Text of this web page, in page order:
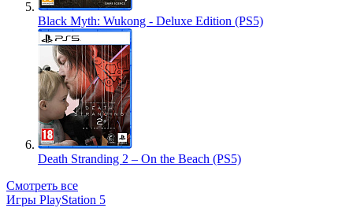
Black Myth: Wukong - Deluxe Edition (PS5)
Death Stranding 2 – On the Beach (PS5)
Смотреть все
Игры PlayStation 5